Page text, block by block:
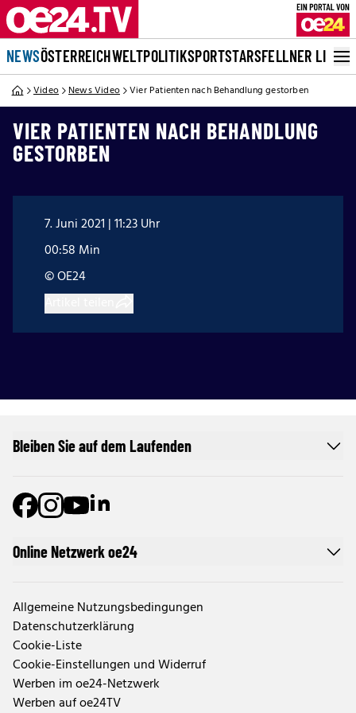
NEWSÖSTERREICHWELTPOLITIKSPORTSTARSFELLNER LIVE
Video News Video Vier Patienten nach Behandlung gestorben
VIER PATIENTEN NACH BEHANDLUNG
GESTORBEN
7. Juni 2021 | 11:23 Uhr
00:58 Min
© OE24
Online Netzwerk oe24
Allgemeine Nutzungsbedingungen
Datenschutzerklärung
Cookie-Liste
Cookie-Einstellungen und Widerruf
Werben im oe24-Netzwerk
Werben auf oe24TV
Bleiben Sie auf dem Laufenden